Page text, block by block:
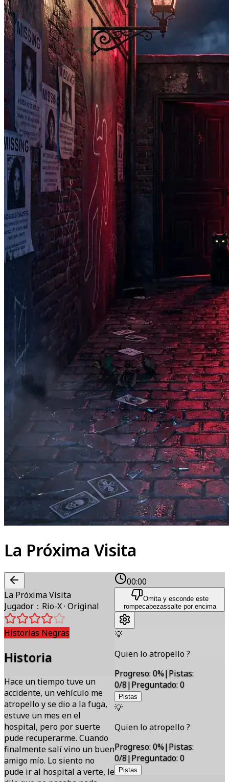
La Próxima Visita
La Próxima Visita
Jugador ： Rio-X· Original
Historias Negras
Historia
Hace un tiempo tuve un
accidente, un vehículo me
atropello y se dio a la fuga,
estuve un mes en el
hospital, pero por suerte
pude recuperarme. Cuando
finalmente salí vino un buen
amigo mío. Lo siento no
pude ir al hospital a verte, le
00:00
Omita y esconde este
rompecabezassalte por encima
💡
Quien lo atropello ?
Progreso:0%|Pistas:
0/8|Preguntado:0
Pistas
💡
Quien lo atropello ?
Progreso:0%|Pistas:
0/8|Preguntado:0
Pistas